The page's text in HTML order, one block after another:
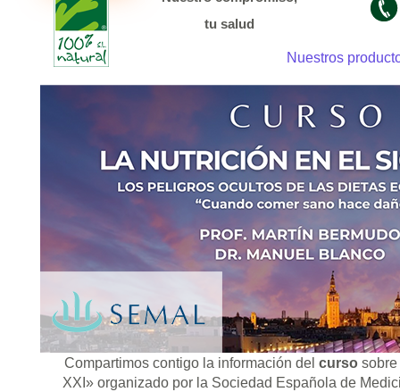
tu salud
Nuestros
Compartimos contigo la información del cursosobre
XXI» organizado por la Sociedad Española de